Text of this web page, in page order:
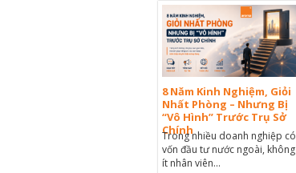
8 Năm Kinh Nghiệm, Giỏi
Nhất Phòng – Nhưng Bị
“Vô Hình” Trước Trụ Sở
Chính
Trong nhiều doanh nghiệp có
vốn đầu tư nước ngoài, không
ít nhân viên...